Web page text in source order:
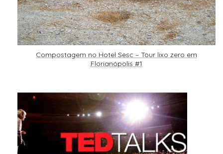
Compostagem no Hotel Sesc – Tour lixo zero em
Florianópolis #1